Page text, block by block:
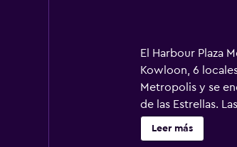
El Harbour Plaza
Kowloon, 6
Metropolis y se
de las Estrellas.
puerto, caja
bien equipado
Leer más